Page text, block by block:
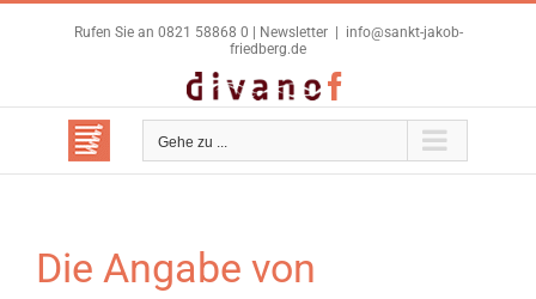
Rufen Sie an 0821 58868 0 | Newsletter
info@sankt-jakob-
friedberg.de
Benutzerdefiniert
Gehe zu ...
Die Angabe von